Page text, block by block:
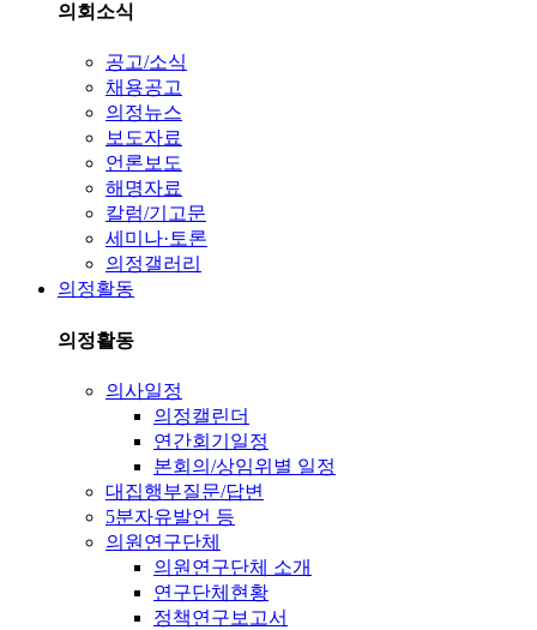
의회소식
공고/소식
채용공고
의정뉴스
보도자료
언론보도
해명자료
칼럼/기고문
세미나·토론
의정갤러리
의정활동
의정활동
의사일정
의정캘린더
연간회기일정
본회의/상임위별 일정
대집행부질문/답변
5분자유발언 등
의원연구단체
의원연구단체 소개
연구단체현황
정책연구보고서